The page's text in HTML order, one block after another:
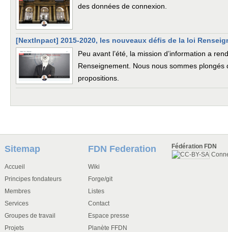
des données de connexion.
[NextInpact] 2015-2020, les nouveaux défis de la loi
Peu avant l’été, la mission d’information a
Renseignement. Nous nous sommes
propositions.
Sitemap
Accueil
Principes fondateurs
Membres
Services
Groupes de travail
Projets
FDN Federation
Wiki
Forge/git
Listes
Contact
Espace presse
Planète FFDN
Fédération FDN